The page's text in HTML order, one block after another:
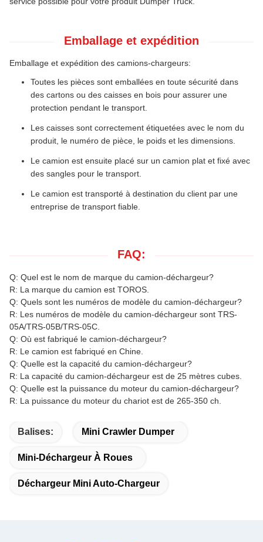
Emballage et expédition
Emballage et expédition des camions-chargeurs:
Toutes les pièces sont emballées en toute sécurité dans
des cartons ou des caisses en bois pour assurer une
protection pendant le transport.
Les caisses sont correctement étiquetées avec le nom du
produit, le numéro de pièce, le poids et les dimensions.
Le camion est ensuite placé sur un camion plat et fixé avec
des sangles pour le transport.
Le camion est transporté à destination du client par une
entreprise de transport fiable.
FAQ:
Q: Quel est le nom de marque du camion-déchargeur?
R: La marque du camion est TOROS.
Q: Quels sont les numéros de modèle du camion-déchargeur?
R: Les numéros de modèle du camion-déchargeur sont TRS-
05A/TRS-05B/TRS-05C.
Q: Où est fabriqué le camion-déchargeur?
R: Le camion est fabriqué en Chine.
Q: Quelle est la capacité du camion-déchargeur?
R: La capacité du camion-déchargeur est de 25 mètres cubes.
Q: Quelle est la puissance du moteur du camion-déchargeur?
R: La puissance du moteur du chariot est de 265-350 ch.
Balises: Mini Crawler Dumper
Mini-Déchargeur À Roues
Déchargeur Mini Auto-Chargeur